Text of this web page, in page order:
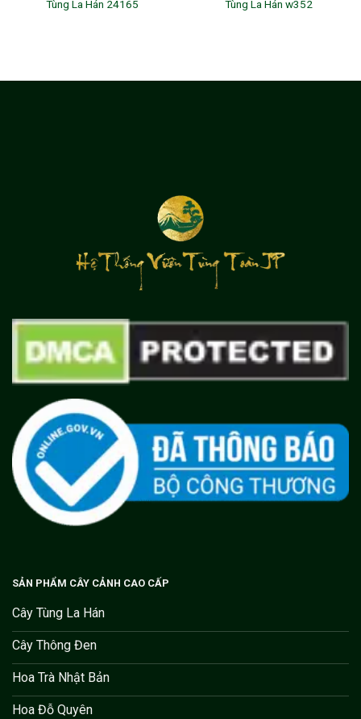
Tùng La Hán 24165 Tùng La Hán w352
SẢN PHẨM CÂY CẢNH CAO CẤP
Cây Tùng La Hán
Cây Thông Đen
Hoa Trà Nhật Bản
Hoa Đỗ Quyên